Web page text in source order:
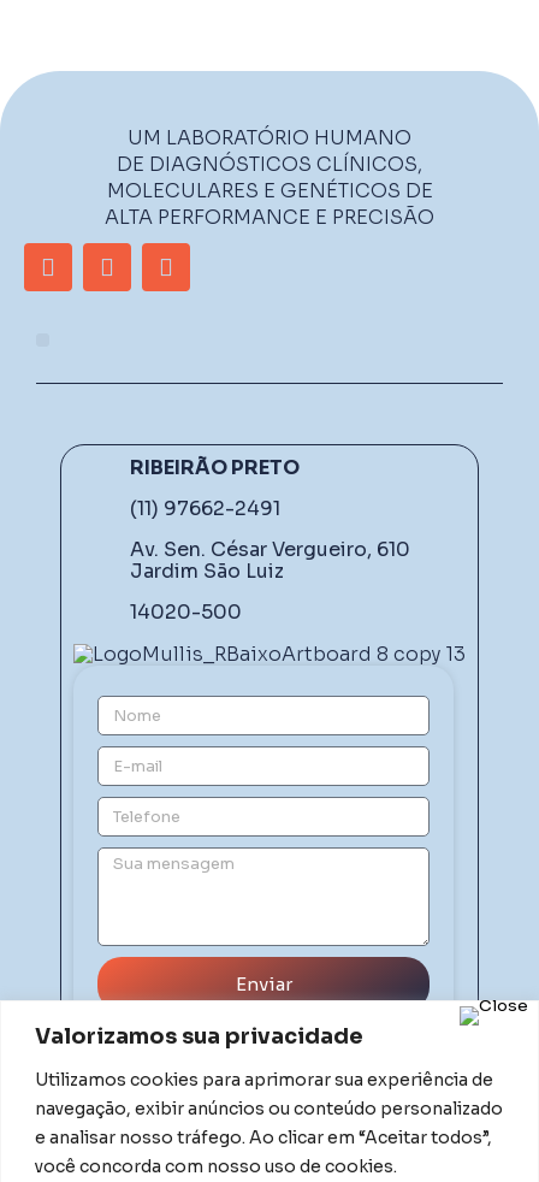
Valorizamos sua privacidade
Utilizamos cookies para aprimorar sua experiência de
navegação, exibir anúncios ou conteúdo personalizado
e analisar nosso tráfego. Ao clicar em “Aceitar todos”,
você concorda com nosso uso de cookies.
UM LABORATÓRIO HUMANO
DE DIAGNÓSTICOS CLÍNICOS,
MOLECULARES E GENÉTICOS DE
ALTA PERFORMANCE E PRECISÃO
RIBEIRÃO PRETO
(11) 97662-2491
Av. Sen. César Vergueiro, 610
Jardim São Luiz
14020-500
Enviar